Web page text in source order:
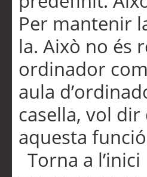
Per mantenir
la. Això no és
ordinador
aula
casella, vol
aquesta
Torna a l’inici